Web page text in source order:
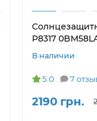
P8317
В наличии
5.0 7
2190 грн.